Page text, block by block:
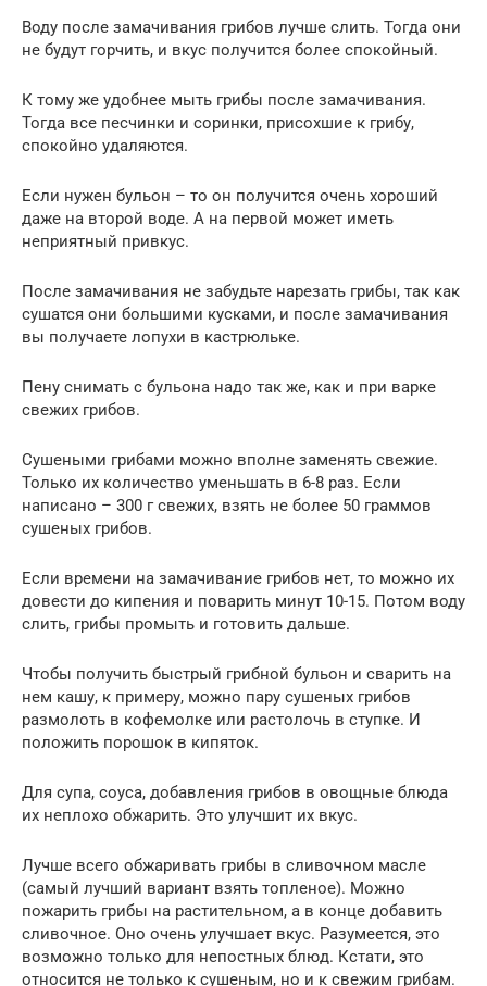
Воду после замачивания грибов лучше слить. Тогда они
не будут горчить, и вкус получится более спокойный.
К тому же удобнее мыть грибы после замачивания.
Тогда все песчинки и соринки, присохшие к грибу,
спокойно удаляются.
Если нужен бульон – то он получится очень хороший
даже на второй воде. А на первой может иметь
неприятный привкус.
После замачивания не забудьте нарезать грибы, так как
сушатся они большими кусками, и после замачивания
вы получаете лопухи в кастрюльке.
Пену снимать с бульона надо так же, как и при варке
свежих грибов.
Сушеными грибами можно вполне заменять свежие.
Только их количество уменьшать в 6-8 раз. Если
написано – 300 г свежих, взять не более 50 граммов
сушеных грибов.
Если времени на замачивание грибов нет, то можно их
довести до кипения и поварить минут 10-15. Потом воду
слить, грибы промыть и готовить дальше.
Чтобы получить быстрый грибной бульон и сварить на
нем кашу, к примеру, можно пару сушеных грибов
размолоть в кофемолке или растолочь в ступке. И
положить порошок в кипяток.
Для супа, соуса, добавления грибов в овощные блюда
их неплохо обжарить. Это улучшит их вкус.
Лучше всего обжаривать грибы в сливочном масле
(самый лучший вариант взять топленое). Можно
пожарить грибы на растительном, а в конце добавить
сливочное. Оно очень улучшает вкус. Разумеется, это
возможно только для непостных блюд. Кстати, это
относится не только к сушеным, но и к свежим грибам.